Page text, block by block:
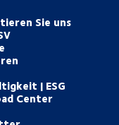
Sie uns
| ESG
Center